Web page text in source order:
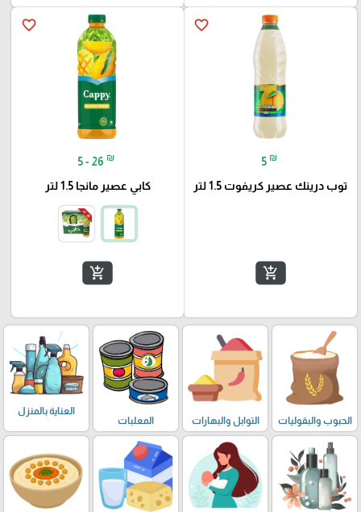
favorite_border
5 ₪
توب درينك عصير كريفوت 1.5 لتر
add_shopping_cart
favorite_border
5 - 26 ₪
كابي عصير مانجا 1.5 لتر
add_shopping_cart
الحبوب والبقوليات التوابل والبهارات المعلبات
العناية بالمنزل